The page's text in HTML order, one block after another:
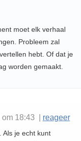
moet elk verhaal
Probleem zal
hebt. Of dat je
worden gemaakt.
18:43 | reageer
Als je echt kunt